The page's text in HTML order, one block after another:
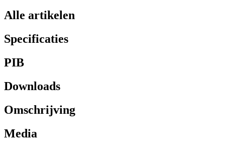
Alle artikelen
Specificaties
PIB
Downloads
Omschrijving
Media